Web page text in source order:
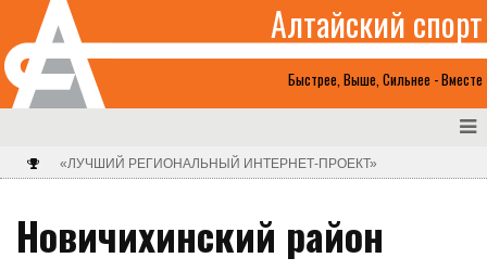
Быстрее, Выше, Сильнее - Вместе
Алтайский спорт
«ЛУЧШИЙ РЕГИОНАЛЬНЫЙ ИНТЕРНЕТ-ПРОЕКТ»
Новичихинский район